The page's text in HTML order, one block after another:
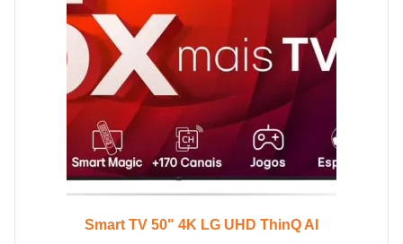
Smart TV 50" 4K LG UHD ThinQ AI